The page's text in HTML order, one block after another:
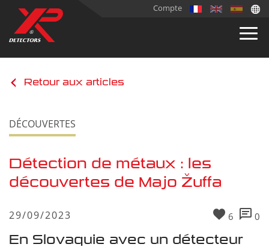
Compte
Retour aux articles
DÉCOUVERTES
Détection de métaux : les
découvertes de Majo Žuffa
29/09/2023 6 0
En Slovaquie avec un détecteur